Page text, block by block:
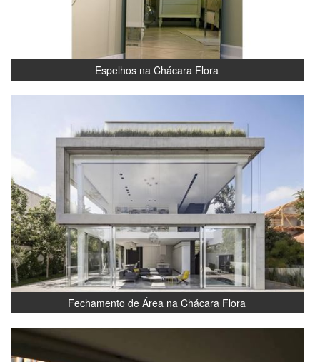
Espelhos na Chácara Flora
Fechamento de Área na Chácara Flora